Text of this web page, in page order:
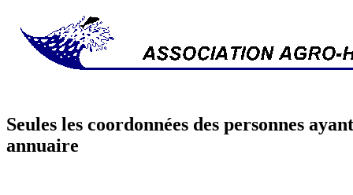
Seules les coordonnées des personnes
annuaire